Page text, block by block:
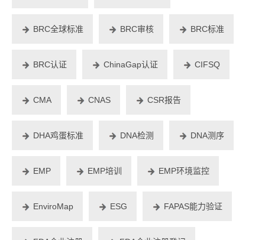
BRC全球标准 BRC审核 BRC标准
BRC认证 ChinaGap认证 CIFSQ
CMA CNAS CSR报告
DHA鸡蛋标准 DNA检测 DNA测序
EMP EMP培训 EMP环境监控
EnviroMap ESG FAPAS能力验证